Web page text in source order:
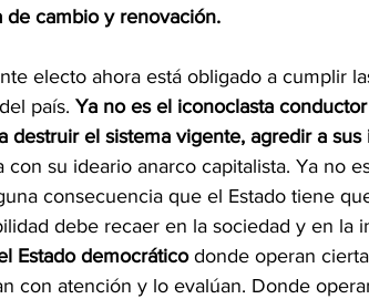
de cambio y renovación.
electo ahora está obligado a cumplir
país. Ya no es el iconoclasta
destruir el sistema vigente, agredir a
con su ideario anarco capitalista. Ya no
consecuencia que el Estado tiene
debe recaer en la sociedad y en la
Estado democrático donde operan
con atención y lo evalúan. Donde